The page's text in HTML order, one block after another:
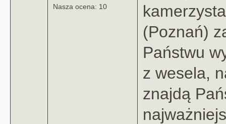
Nasza ocena: 10
(Poznań)
Państwu
z wesela,
znajdą